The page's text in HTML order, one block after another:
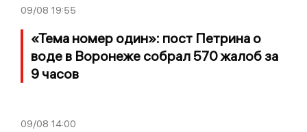
09/08 19:55
«Тема номер один»: пост Петрина о
воде в Воронеже собрал 570 жалоб за
9 часов
09/08 14:00